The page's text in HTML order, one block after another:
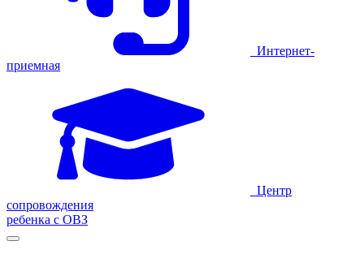
Интернет-
приемная
Центр
сопровождения
ребенка с ОВЗ